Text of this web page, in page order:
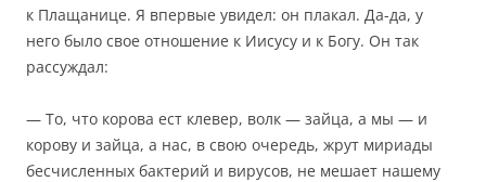
к Плащанице. Я впервые увидел: он плакал. Да-да, у
него было свое отношение к Иисусу и к Богу. Он так
рассуждал:
— То, что корова ест клевер, волк — зайца, а мы — и
корову и зайца, а нас, в свою очередь, жрут мириады
бесчисленных бактерий и вирусов, не мешает нашему